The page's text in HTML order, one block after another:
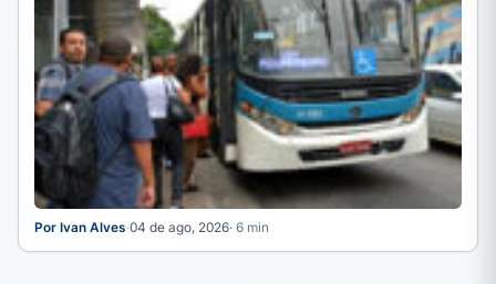
Por Ivan Alves·04 de ago, 2026· 6 min